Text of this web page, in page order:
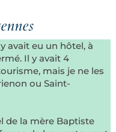
avait eu un hôtel, à
Il y avait 4
mais je ne les
ou Saint-
de la mère Baptiste